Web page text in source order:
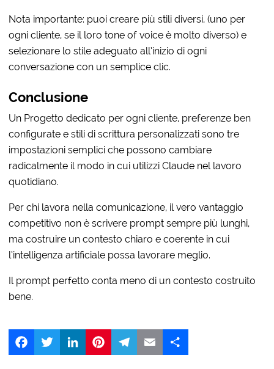
Nota importante: puoi creare più stili diversi, (uno per
ogni cliente, se il loro tone of voice è molto diverso) e
selezionare lo stile adeguato all’inizio di ogni
conversazione con un semplice clic.
Conclusione
Un Progetto dedicato per ogni cliente, preferenze ben
configurate e stili di scrittura personalizzati sono tre
impostazioni semplici che possono cambiare
radicalmente il modo in cui utilizzi Claude nel lavoro
quotidiano.
Per chi lavora nella comunicazione, il vero vantaggio
competitivo non è scrivere prompt sempre più lunghi,
ma costruire un contesto chiaro e coerente in cui
l’intelligenza artificiale possa lavorare meglio.
Il prompt perfetto conta meno di un contesto costruito
bene.
FacebookTwitter LinkedIn